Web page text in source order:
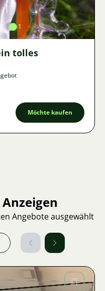
2 1
tolles
Möchte kaufen
Angebote ausgewählt